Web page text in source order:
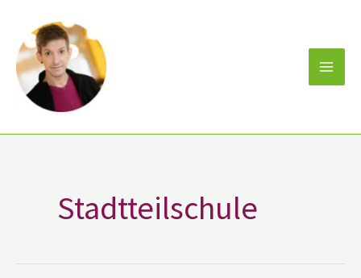
Inhalt
springen
Stadtteilschule